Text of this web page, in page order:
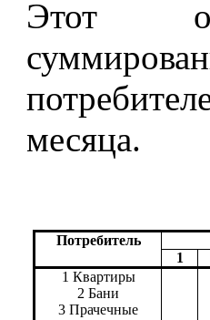
Этот
месяца.
Потребитель
1
1 Квартиры
2 Бани
3 Прачечные